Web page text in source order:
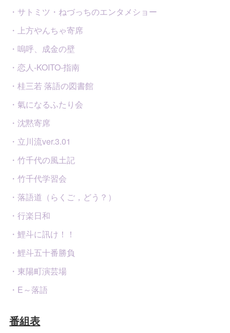
・サトミツ・ねづっちのエンタメショー
・上方やんちゃ寄席
・嗚呼、成金の壁
・恋人-KOITO-指南
・桂三若 落語の図書館
・氣になるふたり会
・沈黙寄席
・立川流ver.3.01
・竹千代の風土記
・竹千代学習会
・落語道（らくご，どう？）
・行楽日和
・鯉斗に訊け！！
・鯉斗五十番勝負
・東陽町演芸場
・E～落語
番組表